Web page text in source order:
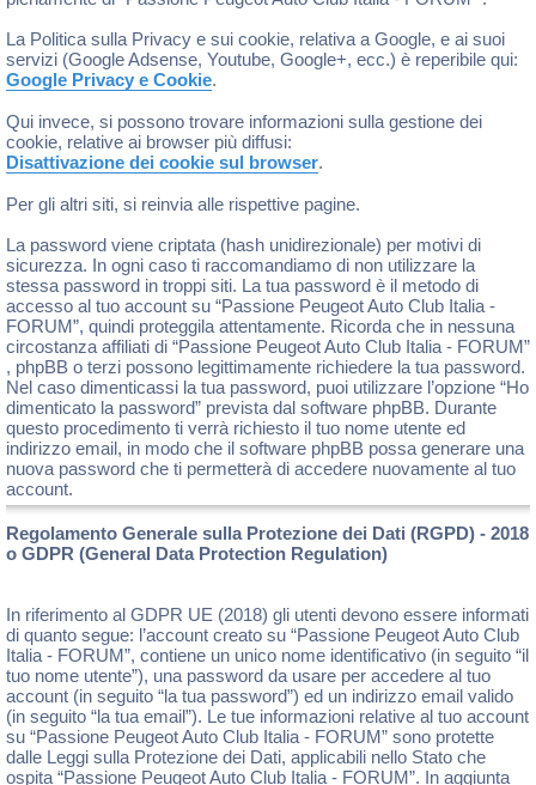
La Politica sulla Privacy e sui cookie, relativa a Google, e ai suoi
servizi (Google Adsense, Youtube, Google+, ecc.) è reperibile qui:
Google Privacy e Cookie.
Qui invece, si possono trovare informazioni sulla gestione dei
cookie, relative ai browser più diffusi:
Disattivazione dei cookie sul browser.
Per gli altri siti, si reinvia alle rispettive pagine.
La password viene criptata (hash unidirezionale) per motivi di
sicurezza. In ogni caso ti raccomandiamo di non utilizzare la
stessa password in troppi siti. La tua password è il metodo di
accesso al tuo account su “Passione Peugeot Auto Club Italia -
FORUM”, quindi proteggila attentamente. Ricorda che in nessuna
circostanza affiliati di “Passione Peugeot Auto Club Italia - FORUM”
, phpBB o terzi possono legittimamente richiedere la tua password.
Nel caso dimenticassi la tua password, puoi utilizzare l’opzione “Ho
dimenticato la password” prevista dal software phpBB. Durante
questo procedimento ti verrà richiesto il tuo nome utente ed
indirizzo email, in modo che il software phpBB possa generare una
nuova password che ti permetterà di accedere nuovamente al tuo
account.
Regolamento Generale sulla Protezione dei Dati (RGPD) - 2018
o GDPR (General Data Protection Regulation)
In riferimento al GDPR UE (2018) gli utenti devono essere informati
di quanto segue: l’account creato su “Passione Peugeot Auto Club
Italia - FORUM”, contiene un unico nome identificativo (in seguito “il
tuo nome utente”), una password da usare per accedere al tuo
account (in seguito “la tua password”) ed un indirizzo email valido
(in seguito “la tua email”). Le tue informazioni relative al tuo account
su “Passione Peugeot Auto Club Italia - FORUM” sono protette
dalle Leggi sulla Protezione dei Dati, applicabili nello Stato che
ospita “Passione Peugeot Auto Club Italia - FORUM”. In aggiunta